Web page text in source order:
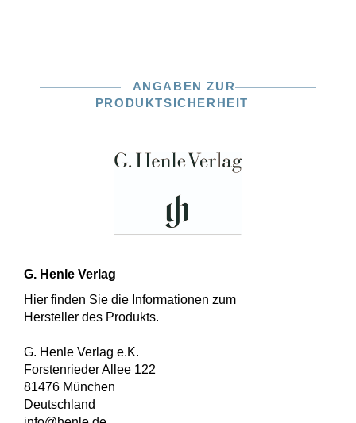
ANGABEN ZUR
PRODUKTSICHERHEIT
G. Henle Verlag
Hier finden Sie die Informationen zum
Hersteller des Produkts.
G. Henle Verlag e.K.
Forstenrieder Allee 122
81476 München
Deutschland